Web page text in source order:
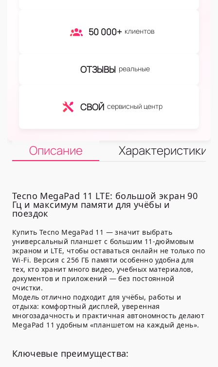
50 000+ клиентов
ОТЗЫВЫ реальные
СВОЙ сервисный центр
Описание Характеристики
Tecno MegaPad 11 LTE: большой экран 90
Гц и максимум памяти для учёбы и
поездок
Купить Tecno MegaPad 11 — значит выбрать
универсальный планшет с большим 11-дюймовым
экраном и LTE, чтобы оставаться онлайн не только по
Wi-Fi. Версия с 256 ГБ памяти особенно удобна для
тех, кто хранит много видео, учебных материалов,
документов и приложений — без постоянной
очистки.
Модель отлично подходит для учёбы, работы и
отдыха: комфортный дисплей, уверенная
многозадачность и практичная автономность делают
MegaPad 11 удобным «планшетом на каждый день».
Ключевые преимущества: